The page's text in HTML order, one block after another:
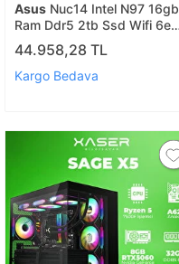
Asus Nuc14 Intel N97 16gb
Ram Ddr5 2tb Ssd Wifi 6e
2.5g Lan Vesa Freedos Mini
Pc Nuc14mnk97 A8
44.958,28 TL
Kargo Bedava